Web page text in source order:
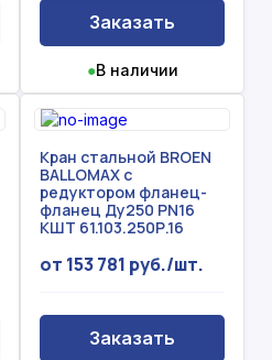
Заказать
●В наличии
Кран стальной BROEN
BALLOMAX с
редуктором фланец-
фланец Ду250 PN16
КШТ 61.103.250Р.16
от 153 781 руб./шт.
Заказать